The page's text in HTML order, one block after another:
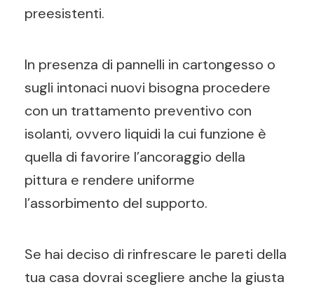
preesistenti.
In presenza di pannelli in cartongesso o
sugli intonaci nuovi bisogna procedere
con un trattamento preventivo con
isolanti, ovvero liquidi la cui funzione è
quella di favorire l’ancoraggio della
pittura e rendere uniforme
l’assorbimento del supporto.
Se hai deciso di rinfrescare le pareti della
tua casa dovrai scegliere anche la giusta